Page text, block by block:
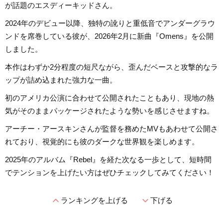
が話題のエスディーキッドさん。
2024年のデビュー以降、独特の訛りと重低音でアンダーグラウ
ンドを席巻している彼が、2026年2月に新曲『Omens』を公開
しました。
本作はわずか2分程度の短尺ながら、歪んだベースと攻撃的なラ
ップが詰め込まれた強力な一曲。
初のアメリカ公演に合わせて公開されたこともあり、現地の熱
気がそのままパッケージされたような勢いを感じさせますね。
アーチー・アースキンさんが監督を務めたMVもあわせて公開さ
れており、視覚的にも彼のダークな世界観を楽しめます。
2025年のアルバム『Rebel』を経た次なる一歩として、短時間
でテンションを上げたい方はぜひチェックしてみてください！
expand_lessランキングを上げる expand_more下げる